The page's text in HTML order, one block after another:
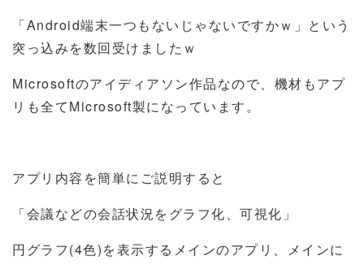
「Android端末一つもないじゃないですかｗ」という
突っ込みを数回受けましたｗ
Microsoftのアイディアソン作品なので、機材もアプ
リも全てMicrosoft製になっています。
アプリ内容を簡単にご説明すると
「会議などの会話状況をグラフ化、可視化」
円グラフ(4色)を表示するメインのアプリ、メインに